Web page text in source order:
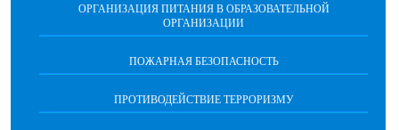
ОРГАНИЗАЦИЯ ПИТАНИЯ В ОБРАЗОВАТЕЛЬНОЙ
ОРГАНИЗАЦИИ
ПОЖАРНАЯ БЕЗОПАСНОСТЬ
ПРОТИВОДЕЙСТВИЕ ТЕРРОРИЗМУ